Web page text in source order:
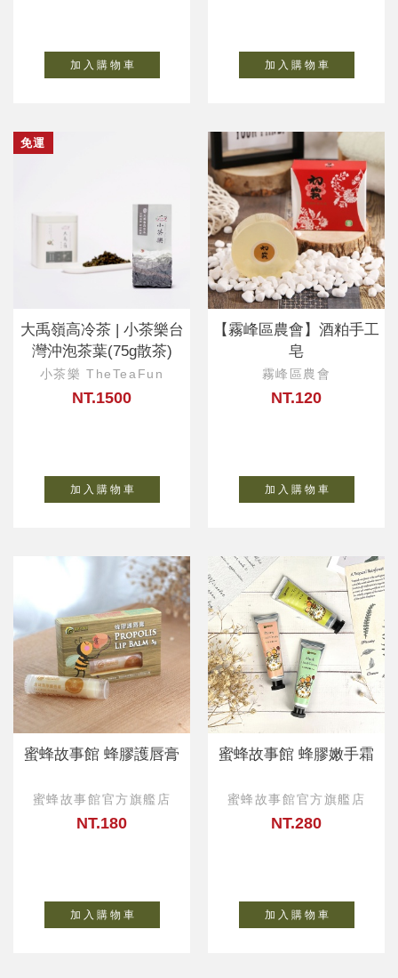
加 入 購 物 車 加 入 購 物 車
免運
大禹嶺高冷茶 | 小茶樂台
灣沖泡茶葉(75g散茶)
小茶樂 TheTeaFun
NT.1500
加 入 購 物 車
【霧峰區農會】酒粕手工
皂
霧峰區農會
NT.120
加 入 購 物 車
蜜蜂故事館 蜂膠護唇膏
蜜蜂故事館官方旗艦店
NT.180
加 入 購 物 車
蜜蜂故事館 蜂膠嫩手霜
蜜蜂故事館官方旗艦店
NT.280
加 入 購 物 車